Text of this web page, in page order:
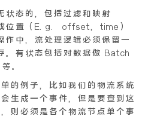
状态的，包括过滤和映射
位置（E.g. offset，time）
作中，流处理逻辑必须保留一
。有状态包括对数据做 Batch
。
的例子，比如我们的物流系统
生成一个事件，但是要查到这
则必须是各个物流节点单个事